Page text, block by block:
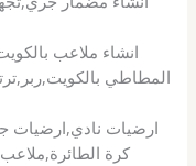
انشاء ملاعب
المطاطي
ارضيات نادي,ارضيات
كرة